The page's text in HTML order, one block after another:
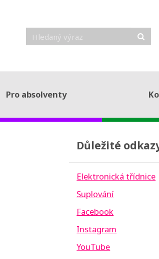
Pro absolventy
Důležité
Elektronická třídnice
Suplování
Facebook
Instagram
YouTube